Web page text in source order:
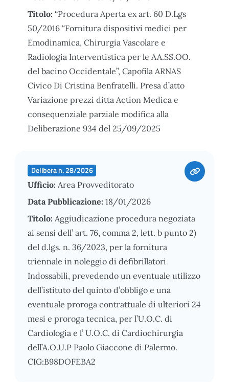
Titolo: “Procedura Aperta ex art. 60 D.Lgs
50/2016 “Fornitura dispositivi medici per
Emodinamica, Chirurgia Vascolare e
Radiologia Interventistica per le AA.SS.OO.
del bacino Occidentale”, Capofila ARNAS
Civico Di Cristina Benfratelli. Presa d’atto
Variazione prezzi ditta Action Medica e
consequenziale parziale modifica alla
Deliberazione 934 del 25/09/2025
Delibera n. 28/2026
Ufficio: Area Provveditorato
Data Pubblicazione: 18/01/2026
Titolo: Aggiudicazione procedura negoziata
ai sensi dell’ art. 76, comma 2, lett. b punto 2)
del d.lgs. n. 36/2023, per la fornitura
triennale in noleggio di defibrillatori
Indossabili, prevedendo un eventuale utilizzo
dell’istituto del quinto d’obbligo e una
eventuale proroga contrattuale di ulteriori 24
mesi e proroga tecnica, per l’U.O.C. di
Cardiologia e l’ U.O.C. di Cardiochirurgia
dell’A.O.U.P Paolo Giaccone di Palermo.
CIG:B98DOFEBA2